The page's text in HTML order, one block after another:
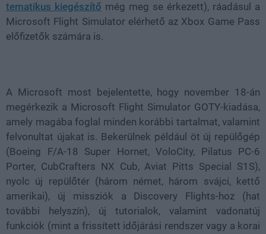
tematikus kiegészítő még meg se érkezett), ráadásul a
Microsoft Flight Simulator elérhető az Xbox Game Pass
előfizetők számára is.
A Microsoft most bejelentette, hogy november 18-án
megérkezik a Microsoft Flight Simulator GOTY-kiadása,
amely magába foglal minden korábbi tartalmat, valamint
felvonultat újakat is. Bekerülnek például öt új repülőgép
(Boeing F/A-18 Super Hornet, VoloCity, Pilatus PC-6
Porter, CubCrafters NX Cub, Aviat Pitts Special S1S),
nyolc új repülőtér (három német, három svájci, kettő
amerikai), új missziók a Discovery Flights-hoz (hat
további helyszín), új tutorialok, valamint vadonatúj
funkciók (mint a frissített időjárási rendszer vagy a korai